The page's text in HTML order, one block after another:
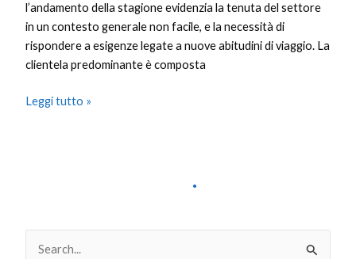
l’andamento della stagione evidenzia la tenuta del settore
in un contesto generale non facile, e la necessità di
rispondere a esigenze legate a nuove abitudini di viaggio. La
clientela predominante è composta
Leggi tutto »